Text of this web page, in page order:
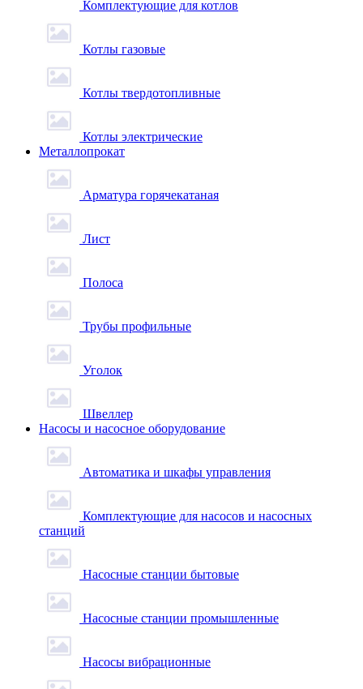
Комплектующие для котлов
Котлы газовые
Котлы твердотопливные
Котлы электрические
Металлопрокат
Арматура горячекатаная
Лист
Полоса
Трубы профильные
Уголок
Швеллер
Насосы и насосное оборудование
Автоматика и шкафы управления
Комплектующие для насосов и насосных
станций
Насосные станции бытовые
Насосные станции промышленные
Насосы вибрационные